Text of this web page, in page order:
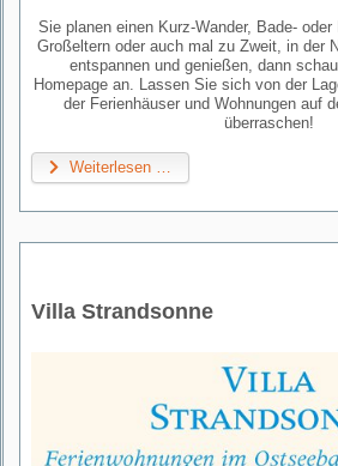
Sie planen einen Kurz-Wander, Bade-
Großeltern oder auch mal zu Zweit, in der
entspannen und genießen, dann
Homepage an. Lassen Sie sich von der
der Ferienhäuser und Wohnungen auf
überraschen!
Weiterlesen …
Villa Strandsonne